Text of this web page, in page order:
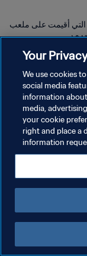
التي أقيمت على ملعب
Your
We use cookies
social media
information
media,
your cookie
right and place a
information